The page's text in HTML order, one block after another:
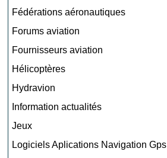
Fédérations aéronautiques
Forums aviation
Fournisseurs aviation
Hélicoptères
Hydravion
Information actualités
Jeux
Logiciels Aplications Navigation Gps